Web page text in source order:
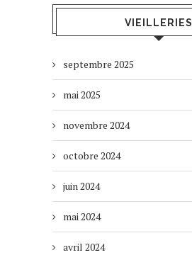
VIEILLERIES
septembre 2025
mai 2025
novembre 2024
octobre 2024
juin 2024
mai 2024
avril 2024